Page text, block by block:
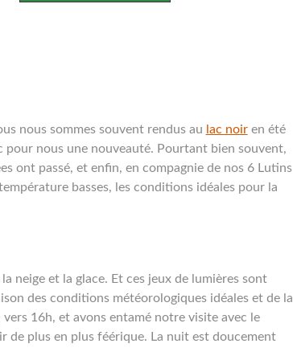
nous sommes souvent rendus au lac noiren été
pour nous une nouveauté. Pourtant bien souvent,
ont passé, et enfin, en compagnie de nos 6 Lutins
basses, les conditions idéales pour la
neige et la glace. Et ces jeux de lumières sont
des conditions météorologiques idéales et de la
16h, et avons entamé notre visite avec le
de plus en plus féérique. La nuit est doucement